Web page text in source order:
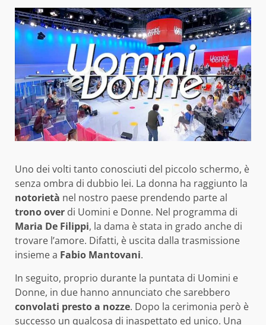
Uno dei volti tanto conosciuti del piccolo schermo, è
senza ombra di dubbio lei. La donna ha raggiunto la
notorietà nel nostro paese prendendo parte al
trono over di Uomini e Donne. Nel programma di
Maria De Filippi, la dama è stata in grado anche di
trovare l’amore. Difatti, è uscita dalla trasmissione
insieme a Fabio Mantovani.
In seguito, proprio durante la puntata di Uomini e
Donne, in due hanno annunciato che sarebbero
convolati presto a nozze. Dopo la cerimonia però è
successo un qualcosa di inaspettato ed unico. Una